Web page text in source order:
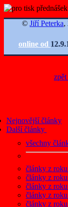
© Jiří Peterka,
online od
Nejnovější články
Další články
všechny
články z
články z
články z
články z
články z roku